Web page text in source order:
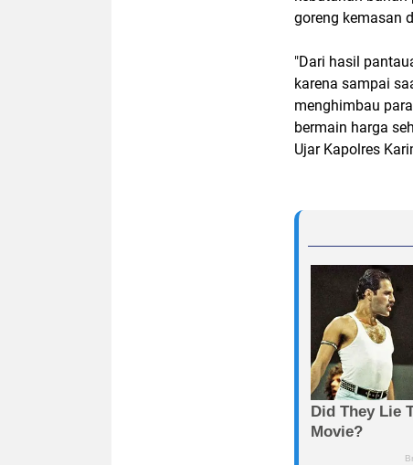
goreng kemasan
"Dari hasil
karena sampai
menghimbau
bermain harga
Ujar Kapolres